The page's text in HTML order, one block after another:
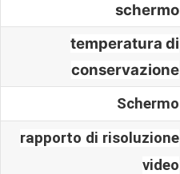
schermo
temperatura di
conservazione
Schermo
rapporto di risoluzione
video